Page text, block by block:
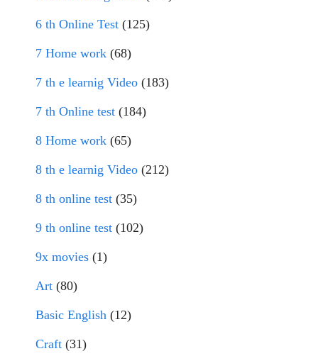
6 th Online Test (125)
7 Home work (68)
7 th e learnig Video (183)
7 th Online test (184)
8 Home work (65)
8 th e learnig Video (212)
8 th online test (35)
9 th online test (102)
9x movies (1)
Art (80)
Basic English (12)
Craft (31)